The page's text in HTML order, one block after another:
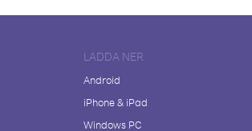
LADDA NER
Android
iPhone & iPad
Windows PC